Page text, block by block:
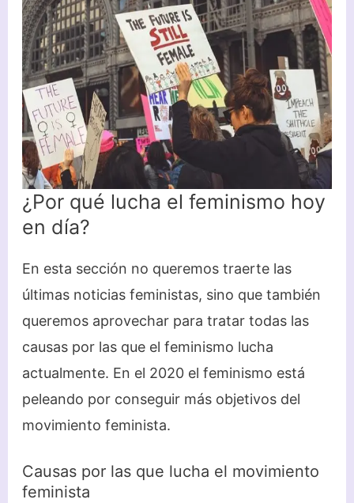
¿Por qué lucha el feminismo hoy
en día?
En esta sección no queremos traerte las
últimas noticias feministas, sino que también
queremos aprovechar para tratar todas las
causas por las que el feminismo lucha
actualmente. En el 2020 el feminismo está
peleando por conseguir más objetivos del
movimiento feminista.
Causas por las que lucha el movimiento
feminista